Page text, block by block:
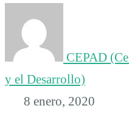
Estambul
a
CEPAD
y el Desarrollo)
8 enero, 2020